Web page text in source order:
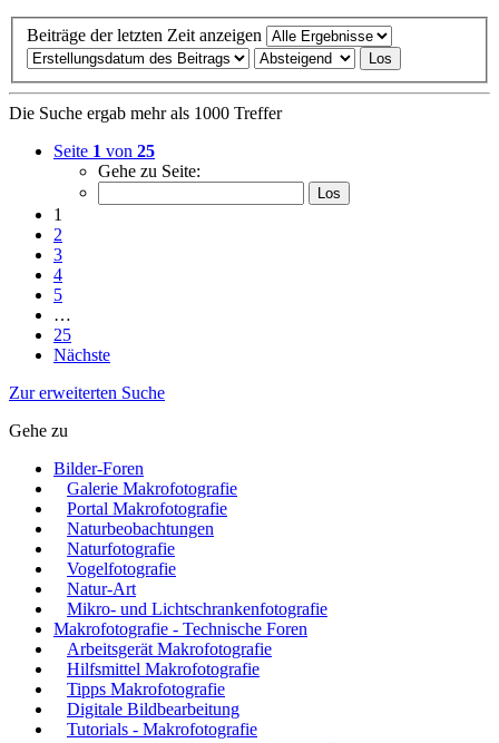
Beiträge der letzten Zeit anzeigen
Die Suche ergab mehr als 1000 Treffer
Seite 1 von 25
Gehe zu Seite:
1
2
3
4
5
…
25
Nächste
Zur erweiterten Suche
Gehe zu
Bilder-Foren
Galerie Makrofotografie
Portal Makrofotografie
Naturbeobachtungen
Naturfotografie
Vogelfotografie
Natur-Art
Mikro- und Lichtschrankenfotografie
Makrofotografie - Technische Foren
Arbeitsgerät Makrofotografie
Hilfsmittel Makrofotografie
Tipps Makrofotografie
Digitale Bildbearbeitung
Tutorials - Makrofotografie